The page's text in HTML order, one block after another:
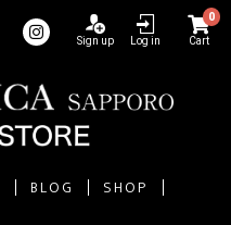
Sign up Log in
0
Cart
BLOG SHOP